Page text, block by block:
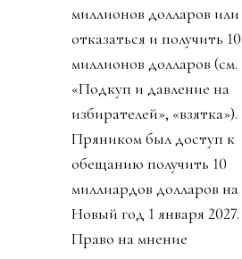
миллионов долларов или
отказаться и получить 10
миллионов долларов (см.
«Подкуп и давление на
избирателей», «взятка»).
Пряником был доступ к
обещанию получить 10
миллиардов долларов на
Новый год 1 января 2027.
Право на мнение